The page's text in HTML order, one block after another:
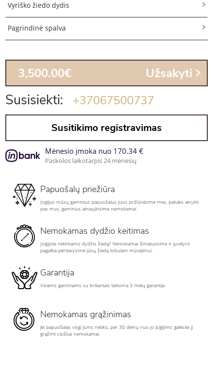
Vyriško žiedo dydis
Pagrindinė spalva
3,500.00€ Užsakyti
Susisiekti: +37067500737
Susitikimo registravimas
Mėnesio įmoka nuo 170.34 €
Paskolos laikotarpis 24 mėnesių
Papuošalų priežiūra
Įsigijus mūsų gamintus papuošalus juos prižiūrėsime mes, pakaks atvykti
pas mus, gaminius atnaujinsime nemokamai
Nemokamas dydžio keitimas
Įsigijote netinkamo dydžio žiedą? Nemokamai išmatuosime ir juvelyro
pagalba perdarysime jūsų žiedą tobulam mūvėjimui.
Garantija
Visiems gaminiams su briliantais taikoma 3 metų garantija
Nemokamas grąžinimas
Jei papuošalas visgi Jums netiko, per 30 dienų nuo jo įsigijimo galėsite jį
grąžinti visiškai nemokamai.